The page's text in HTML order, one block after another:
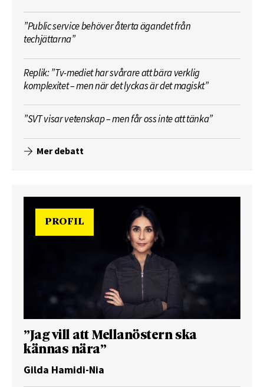
”Public service behöver återta ägandet från
techjättarna”
Replik: ”Tv-mediet har svårare att bära verklig
komplexitet – men när det lyckas är det magiskt”
”SVT visar vetenskap – men får oss inte att tänka”
Mer debatt
PROFIL
”Jag vill att Mellanöstern ska
kännas nära”
Gilda Hamidi-Nia